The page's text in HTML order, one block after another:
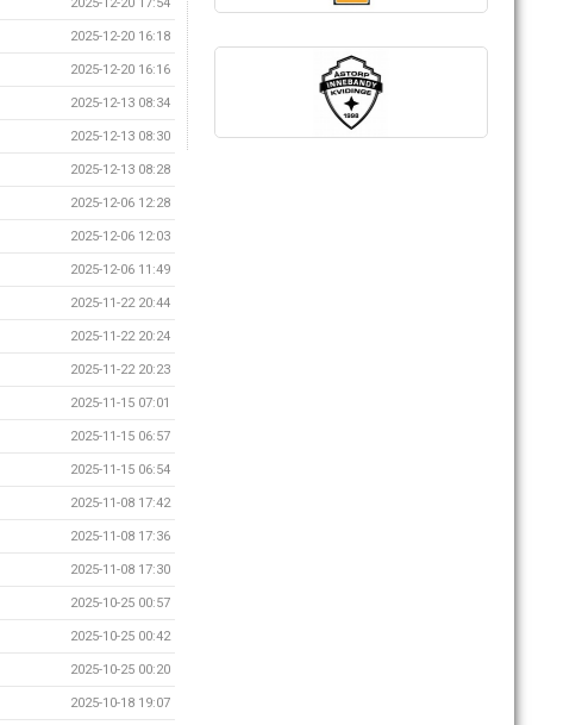
2025-12-20 16:18
2025-12-20 16:16
2025-12-13 08:34
2025-12-13 08:30
2025-12-13 08:28
2025-12-06 12:28
2025-12-06 12:03
2025-12-06 11:49
2025-11-22 20:44
2025-11-22 20:24
2025-11-22 20:23
2025-11-15 07:01
2025-11-15 06:57
2025-11-15 06:54
2025-11-08 17:42
2025-11-08 17:36
2025-11-08 17:30
2025-10-25 00:57
2025-10-25 00:42
2025-10-25 00:20
2025-10-18 19:07